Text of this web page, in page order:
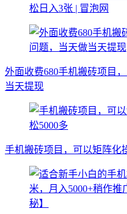
松日入3张 | 冒泡网
外面收费680手机搬砖项目
当天提现
手机搬砖项目，可以矩阵化